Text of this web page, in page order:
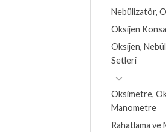
Nebülizatör,
Oksijen
Oksijen,
Setleri
Oksimetre,
Manometre
Rahatlama ve